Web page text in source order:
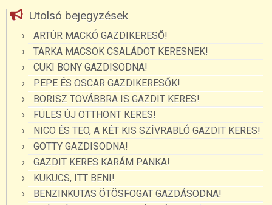
Utolsó bejegyzések
ARTÚR MACKÓ GAZDIKERESŐ!
TARKA MACSOK CSALÁDOT KERESNEK!
CUKI BONY GAZDISODNA!
PEPE ÉS OSCAR GAZDIKERESŐK!
BORISZ TOVÁBBRA IS GAZDIT KERES!
FÜLES ÚJ OTTHONT KERES!
NICO ÉS TEO, A KÉT KIS SZÍVRABLÓ GAZDIT KERES!
GOTTY GAZDISODNA!
GAZDIT KERES KARÁM PANKA!
KUKUCS, ITT BENI!
BENZINKUTAS ÖTÖSFOGAT GAZDÁSODNA!